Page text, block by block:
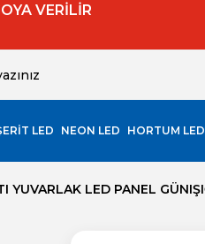
VERİLİR
LED NEON LED HORTUM LED
YUVARLAK LED PANEL